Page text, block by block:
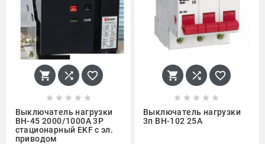
  
    
Выключатель нагрузки
ВН-45 2000/1000А 3P
стационарный EKF с эл.
приводом
  
    
Выключатель нагрузки
3п ВН-102 25А